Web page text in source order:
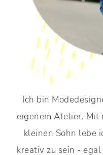
Ich bin
eigenem Atelier. Mit
kleinen Sohn lebe
kreativ zu sein -